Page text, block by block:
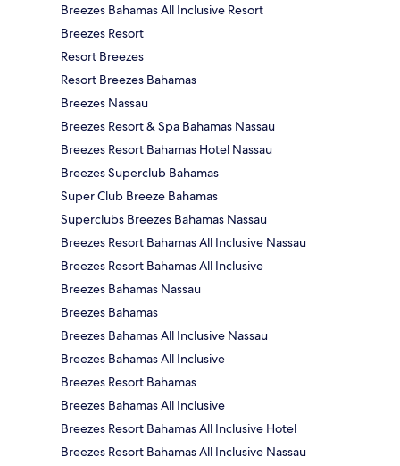
Breezes Bahamas All Inclusive Resort
Breezes Resort
Resort Breezes
Resort Breezes Bahamas
Breezes Nassau
Breezes Resort & Spa Bahamas Nassau
Breezes Resort Bahamas Hotel Nassau
Breezes Superclub Bahamas
Super Club Breeze Bahamas
Superclubs Breezes Bahamas Nassau
Breezes Resort Bahamas All Inclusive Nassau
Breezes Resort Bahamas All Inclusive
Breezes Bahamas Nassau
Breezes Bahamas
Breezes Bahamas All Inclusive Nassau
Breezes Bahamas All Inclusive
Breezes Resort Bahamas
Breezes Bahamas All Inclusive
Breezes Resort Bahamas All Inclusive Hotel
Breezes Resort Bahamas All Inclusive Nassau